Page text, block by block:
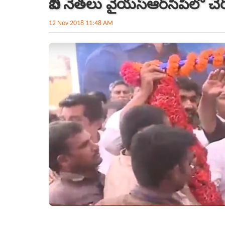
బీసీ నేతలు వైయస్‌ఆర్‌సీపీలో
12 Nov 2018 11:48 AM